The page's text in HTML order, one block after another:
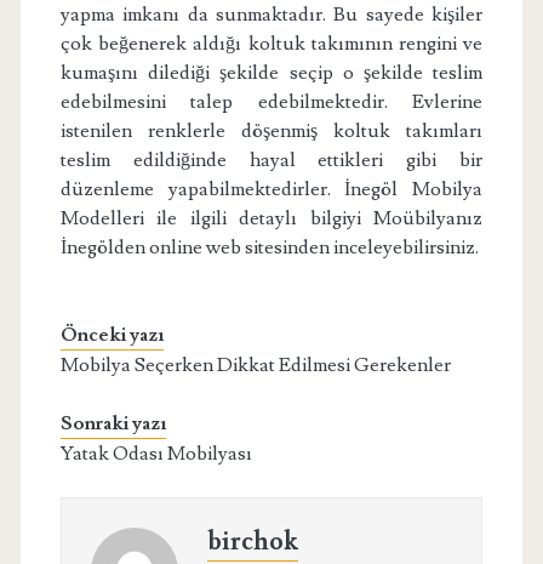
yapma imkanı da sunmaktadır. Bu sayede kişiler
çok beğenerek aldığı koltuk takımının rengini ve
kumaşını dilediği şekilde seçip o şekilde teslim
edebilmesini talep edebilmektedir. Evlerine
istenilen renklerle döşenmiş koltuk takımları
teslim edildiğinde hayal ettikleri gibi bir
düzenleme yapabilmektedirler. İnegöl Mobilya
Modelleri ile ilgili detaylı bilgiyi Moübilyanız
İnegölden online web sitesinden inceleyebilirsiniz.
Önceki yazı
Mobilya Seçerken Dikkat Edilmesi Gerekenler
Sonraki yazı
Yatak Odası Mobilyası
birchok